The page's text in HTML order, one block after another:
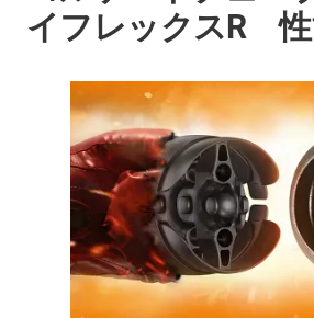
イフレックスR 性